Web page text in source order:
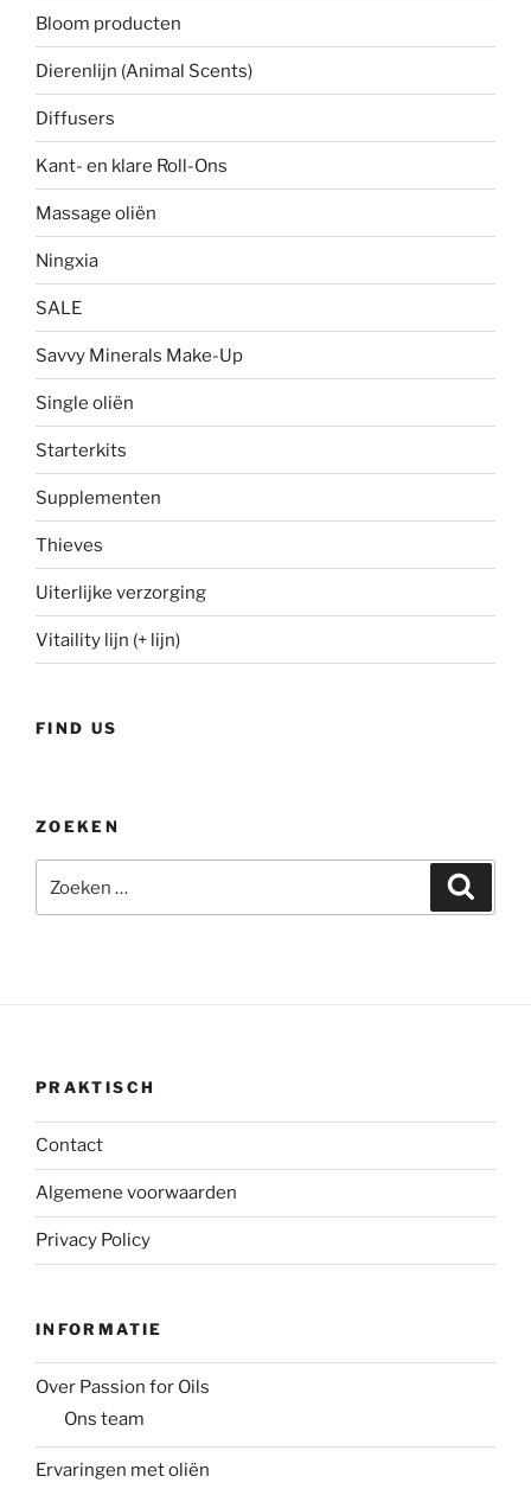
Bloom producten
Dierenlijn (Animal Scents)
Diffusers
Kant- en klare Roll-Ons
Massage oliën
Ningxia
SALE
Savvy Minerals Make-Up
Single oliën
Starterkits
Supplementen
Thieves
Uiterlijke verzorging
Vitaility lijn (+ lijn)
FIND US
ZOEKEN
naar:
PRAKTISCH
Contact
Algemene voorwaarden
Privacy Policy
INFORMATIE
Over Passion for Oils
Ons team
Ervaringen met oliën